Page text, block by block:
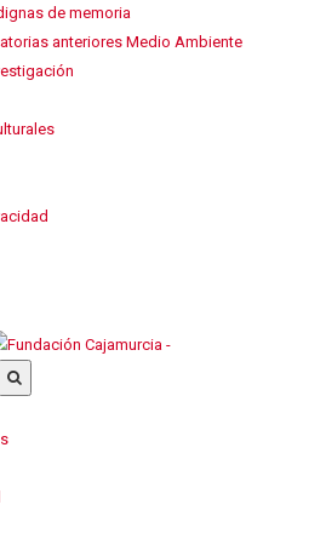
de memoria
anteriores Medio Ambiente